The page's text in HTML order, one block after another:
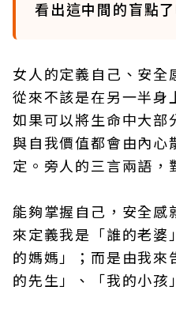
看出這中間的盲點了
女人的定義自己、安全
從來不該是在另一半身
如果可以將生命中大部
與自我價值都會由內心
定。旁人的三言兩語，
能夠掌握自己，安全感
來定義我是「誰的老婆
的媽媽」；而是由我來
的先生」、「我的小孩